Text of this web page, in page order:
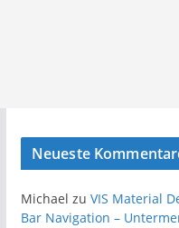
Neueste
Michael zu VIS Material
Bar Navigation –